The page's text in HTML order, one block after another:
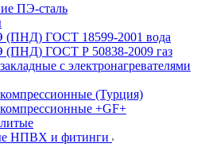
ПЭ-сталь
(ПНД) ГОСТ 18599-2001 вода
(ПНД) ГОСТ Р 50838-2009 газ
с электронагревателями
(Турция)
+GF+
НПВХ и фитинги